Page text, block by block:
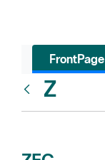
FrontPage
Z